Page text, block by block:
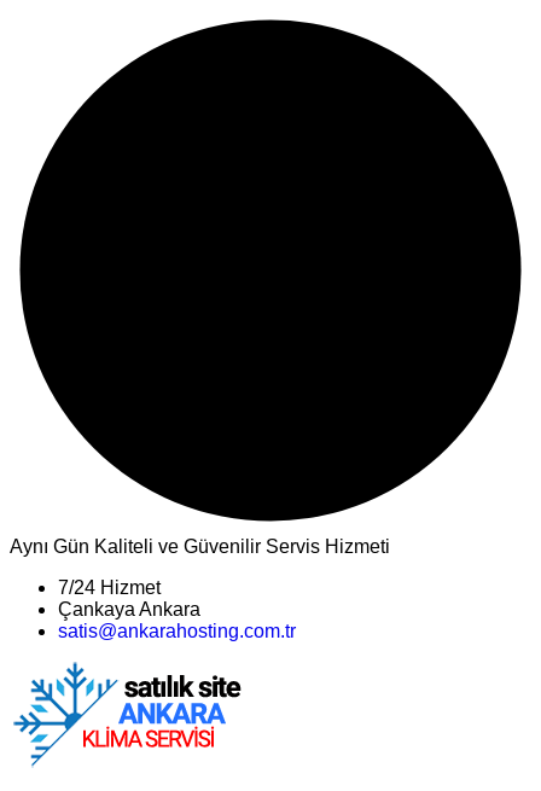
Aynı Gün Kaliteli ve Güvenilir Servis Hizmeti
7/24 Hizmet
Çankaya Ankara
satis@ankarahosting.com.tr